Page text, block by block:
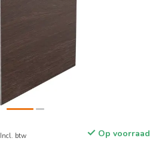
Incl. btw Op voorraad